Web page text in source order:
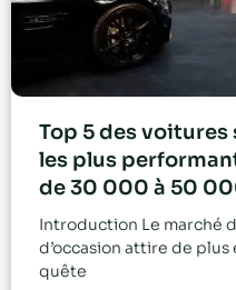
Top 5 des
les plus
de 30 000 à 50
Introduction Le marché
d’occasion attire de plus
quête